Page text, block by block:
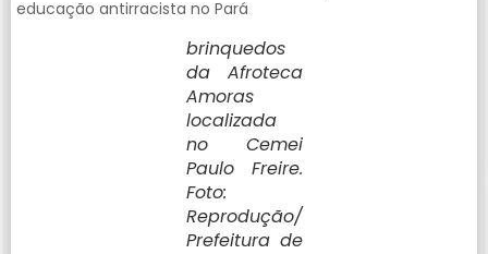
educação antirracista no Pará
brinquedos
da Afroteca
Amoras
localizada
no Cemei
Paulo Freire.
Foto:
Reprodução/
Prefeitura de